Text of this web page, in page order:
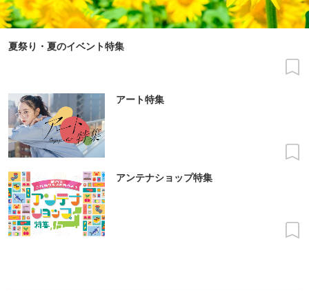
夏祭り・夏のイベント特集
アート特集
アンテナショップ特集